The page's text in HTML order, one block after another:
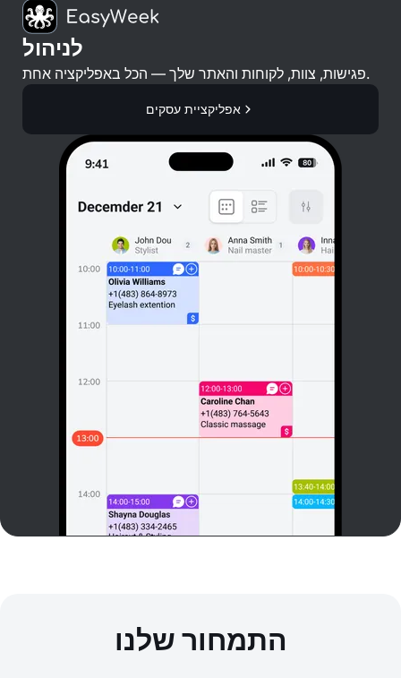
לניהול
פגישות, צוות, לקוחות והאתר שלך — הכל באפליקציה אחת.
אפליקציית עסקים
התמחור שלנו